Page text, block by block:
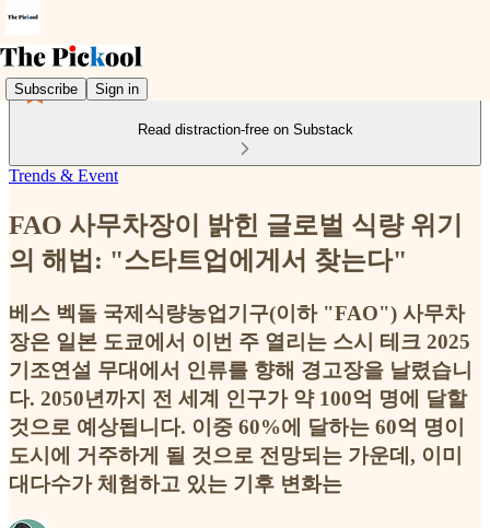
Subscribe Sign in
Read distraction-free on Substack
Trends & Event
FAO 사무차장이 밝힌 글로벌 식량 위기
의 해법: "스타트업에게서 찾는다"
베스 벡돌 국제식량농업기구(이하 "FAO") 사무차
장은 일본 도쿄에서 이번 주 열리는 스시 테크 2025
기조연설 무대에서 인류를 향해 경고장을 날렸습니
다. 2050년까지 전 세계 인구가 약 100억 명에 달할
것으로 예상됩니다. 이중 60%에 달하는 60억 명이
도시에 거주하게 될 것으로 전망되는 가운데, 이미
대다수가 체험하고 있는 기후 변화는